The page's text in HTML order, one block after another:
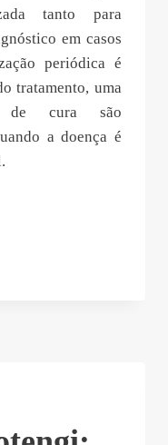
tanto para
em casos
periódica é
tratamento, uma
de cura são
a doença é